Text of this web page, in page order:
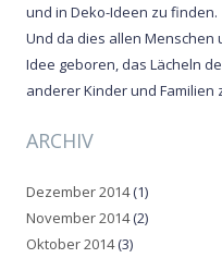
und in Deko-Ideen zu finden.
Und da dies allen Menschen
Idee geboren, das Lächeln
anderer Kinder und Familien
ARCHIV
Dezember 2014(1)
November 2014(2)
Oktober 2014(3)